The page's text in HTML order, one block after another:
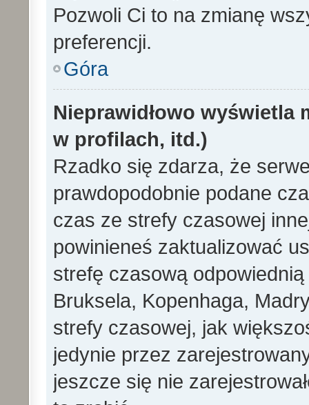
Pozwoli Ci to na zmianę
preferencji.
Góra
Nieprawidłowo wyświetla
w profilach, itd.)
Rzadko się zdarza, że
prawdopodobnie podane
czas ze strefy czasowej
powinieneś zaktualizować
strefę czasową
Bruksela, Kopenhaga,
strefy czasowej, jak
jedynie przez
jeszcze się nie